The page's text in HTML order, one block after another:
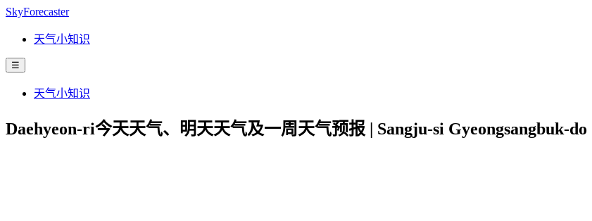
SkyForecaster
天气小知识
☰
天气小知识
Daehyeon-ri今天天气、明天天气及一周天气预报 | Sangju-si Gyeongsangbuk-do